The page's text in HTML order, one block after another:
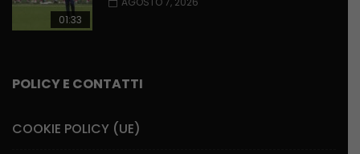
01:33
POLICY E CONTATTI
COOKIE POLICY (UE)